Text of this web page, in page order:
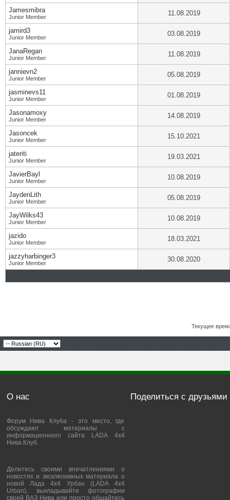
Jamesmibra
Junior Member 11.08.2019
jamird3
Junior Member 03.08.2019
JanaRegan
Junior Member 11.08.2019
jannievn2
Junior Member 05.08.2019
jasminevs11
Junior Member 01.08.2019
Jasonamoxy
Junior Member 14.08.2019
Jasoncek
Junior Member 15.10.2021
jateriti
Junior Member 19.03.2021
JavierBayl
Junior Member 10.08.2019
JaydenLith
Junior Member 05.08.2019
JayWilks43
Junior Member 10.08.2019
jazido
Junior Member 18.03.2021
jazzyharbinger3
Junior Member 30.08.2020
Текущее
О нас
Форум Нива Клуба - это место, где
обсуждают материалы с
информационного сайта LADA 4x4
Нива Клуб.
Делитесь своими впечатлениями о
новостях и эксклюзивных материала о
новой Лада 4х4 Урбан (LADA 4x4
Urban), выкладывайте фотографии
своей ВАЗ Нива или просто общайтесь
Поделиться с друзьями